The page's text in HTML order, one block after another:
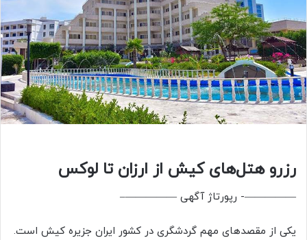
رزرو هتل‌های کیش از ارزان تا لوکس
—————- رپورتاژ آگهی —————–
یکی از مقصدهای مهم گردشگری در کشور ایران جزیره کیش است.